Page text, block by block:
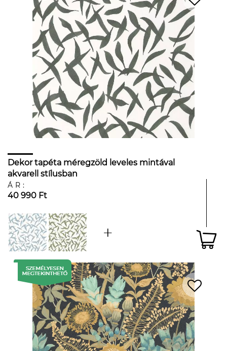
Dekor tapéta méregzöld leveles mintával
akvarell stílusban
ÁR:
40 990 Ft